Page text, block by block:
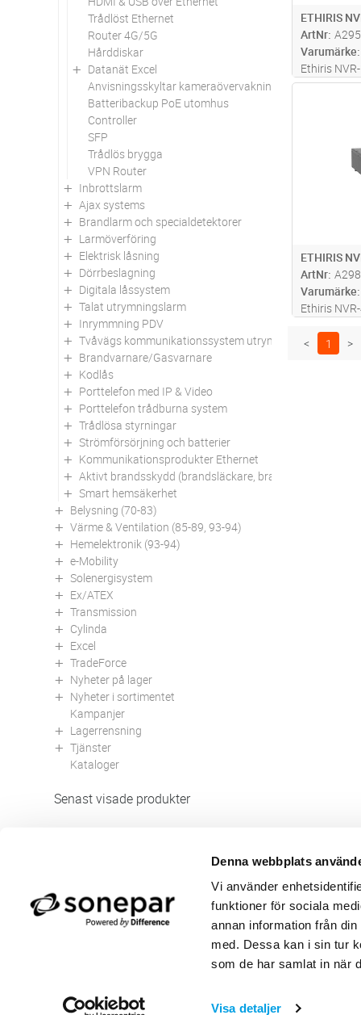
Denna webbplats
Vi använder
funktioner för sociala
annan information från
med. Dessa kan i sin tur
som de har samlat in när
Visa detaljer
Trådlöst Ethernet
Router 4G/5G
Hårddiskar
Datanät Excel
Anvisningsskyltar kameraövervakning
Batteribackup PoE utomhus
Controller
SFP
Trådlös brygga
VPN Router
Inbrottslarm
Ajax systems
Brandlarm och specialdetektorer
Larmöverföring
Elektrisk låsning
Dörrbeslagning
Digitala låssystem
Talat utrymningslarm
Inrymmning PDV
Tvåvägs kommunikationssystem utrymningsplats
Brandvarnare/Gasvarnare
Kodlås
Porttelefon med IP & Video
Porttelefon trådburna system
Trådlösa styrningar
Strömförsörjning och batterier
Kommunikationsprodukter Ethernet
Aktivt brandsskydd (brandsläckare, brandfiltar mm)
Smart hemsäkerhet
Belysning (70-83)
Värme & Ventilation (85-89, 93-94)
Hemelektronik (93-94)
e-Mobility
Solenergisystem
Ex/ATEX
Transmission
Cylinda
Excel
TradeForce
Nyheter på lager
Nyheter i sortimentet
Kampanjer
Lagerrensning
Tjänster
Kataloger
Senast visade produkter
ETHIRIS
ArtNr
Varumärke
Ethiris
...läs mer
ETHIRIS
ArtNr
Varumärke
Ethiris
inbyggda
< 1 >
Felanmälan
Returer
Beställa PDF fakturor
Ny